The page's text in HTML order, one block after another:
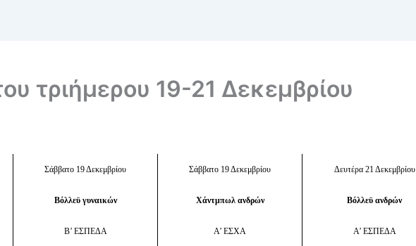
τριήμερου 19-21 Δεκεμβρίου
Σάββατο 19 Δεκεμβρίου Σάββατο 19 Δεκεμβρίου Δευτέρα 21 Δεκεμβρίου
Βόλλεϋ γυναικών Χάντμπωλ ανδρών Βόλλεϋ ανδρών
Β’ ΕΣΠΕΔΑ Α’ ΕΣΧΑ Α’ ΕΣΠΕΔΑ